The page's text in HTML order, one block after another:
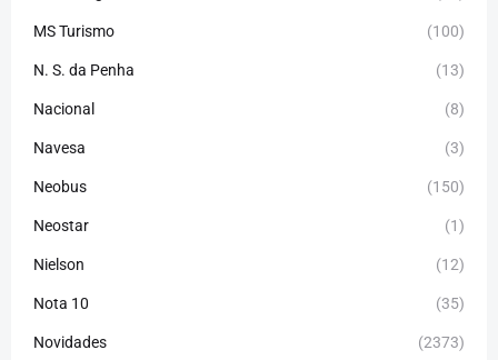
MS Turismo (100)
N. S. da Penha (13)
Nacional (8)
Navesa (3)
Neobus (150)
Neostar (1)
Nielson (12)
Nota 10 (35)
Novidades (2373)